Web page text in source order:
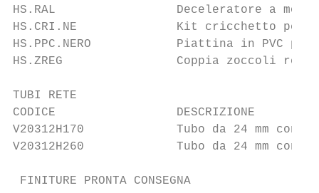
HS.RAL                 Deceleratore
HS.CRI.NE              Kit cricchetto
HS.PPC.NERO            Piattina in
HS.ZREG                Coppia
TUBI RETE
CODICE
V20312H170             Tubo da 24 mm
V20312H260             Tubo da 24 mm
FINITURE PRONTA CONSEGNA